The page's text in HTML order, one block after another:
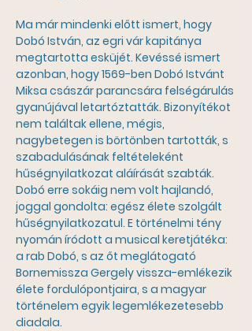
Ma már mindenki előtt ismert, hogy
Dobó István, az egri vár kapitánya
megtartotta esküjét. Kevéssé ismert
azonban, hogy 1569-ben Dobó Istvánt
Miksa császár parancsára felségárulás
gyanújával letartóztatták. Bizonyítékot
nem találtak ellene, mégis,
nagybetegen is börtönben tartották, s
szabadulásának feltételeként
hűségnyilatkozat aláírását szabták.
Dobó erre sokáig nem volt hajlandó,
joggal gondolta: egész élete szolgált
hűségnyilatkozatul. E történelmi tény
nyomán íródott a musical keretjátéka:
a rab Dobó, s az őt meglátogató
Bornemissza Gergely vissza-emlékezik
élete fordulópontjaira, s a magyar
történelem egyik legemlékezetesebb
diadala.